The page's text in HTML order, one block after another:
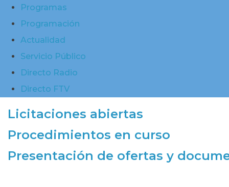
Programas
Programación
Actualidad
Servicio Público
Directo Radio
Directo FTV
Licitaciones abiertas
Procedimientos en curso
Presentación de ofertas y